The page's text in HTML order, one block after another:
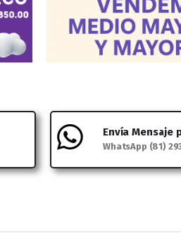
Envía Mensaje
WhatsApp (81)